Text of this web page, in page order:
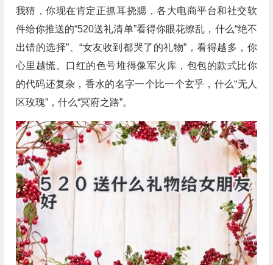
我猜，你现在肯定正抓耳挠腮，各大电商平台和社交软
件给你推送的“520送礼清单”看得你眼花缭乱，什么“绝不
出错的选择”、“女友收到都哭了的礼物”，看得越多，你
心里越慌。口红的色号堆得像军火库，包包的款式比你
的代码还复杂，香水的名字一个比一个玄乎，什么“无人
区玫瑰”，什么“冥府之路”。